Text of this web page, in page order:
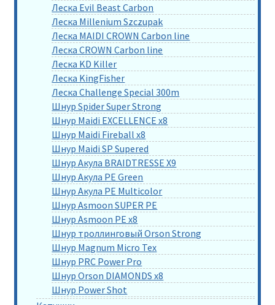
Леска Evil Beast Carbon
Леска Millenium Szczupak
Леска MAIDI CROWN Carbon line
Леска CROWN Carbon line
Леска KD Killer
Леска KingFisher
Леска Challenge Special 300m
Шнур Spider Super Strong
Шнур Maidi EXCELLENCE x8
Шнур Maidi Fireball x8
Шнур Maidi SP Supered
Шнур Акула BRAIDTRESSE X9
Шнур Акула PE Green
Шнур Акула PE Multicolor
Шнур Asmoon SUPER PE
Шнур Asmoon PE x8
Шнур троллинговый Orson Strong
Шнур Magnum Micro Tex
Шнур PRC Power Pro
Шнур Orson DIAMONDS x8
Шнур Power Shot